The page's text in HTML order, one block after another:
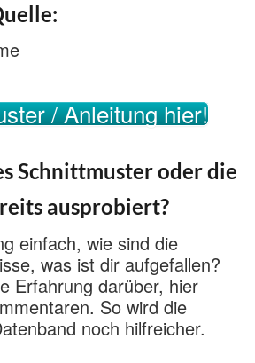
/ Anleitung hier!
Schnittmuster oder die
ausprobiert?
einfach, wie sind die
was ist dir aufgefallen?
Erfahrung darüber, hier
So wird die
noch hilfreicher.